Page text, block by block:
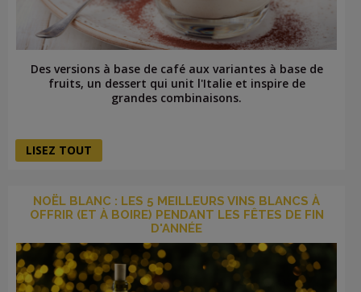
Des versions à base de café aux variantes à base de
fruits, un dessert qui unit l'Italie et inspire de
grandes combinaisons.
LISEZ TOUT
NOËL BLANC : LES 5 MEILLEURS VINS BLANCS À
OFFRIR (ET À BOIRE) PENDANT LES FÊTES DE FIN
D'ANNÉE